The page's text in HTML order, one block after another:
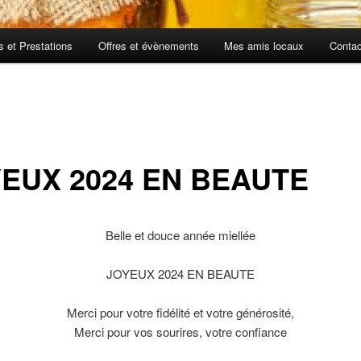
et Prestations Offres et évènements Mes amis locaux
2024 EN BEAUTE
Belle et douce année miellée
JOYEUX 2024 EN BEAUTE
Merci pour votre fidélité et votre générosité,
Merci pour vos sourires, votre confiance